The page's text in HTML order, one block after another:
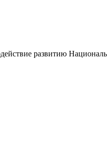
развитию